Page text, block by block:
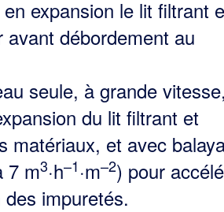
expansion le lit filtrant
avant débordement au
seule, à grande
du lit filtrant et
maté­riaux, et avec
7 m3·h–1·m–2) pour
des impuretés.